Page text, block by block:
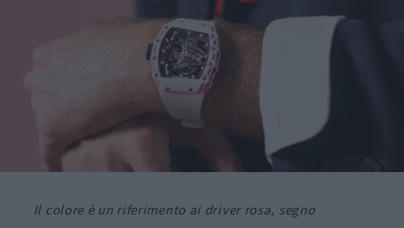
Il colore è un riferimento ai driver rosa, segno